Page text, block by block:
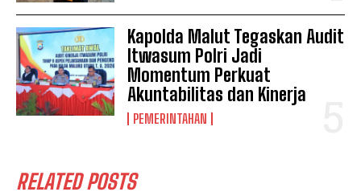
Kapolda Malut Tegaskan Audit
Itwasum Polri Jadi
Momentum Perkuat
Akuntabilitas dan Kinerja
PEMERINTAHAN
RELATED POSTS